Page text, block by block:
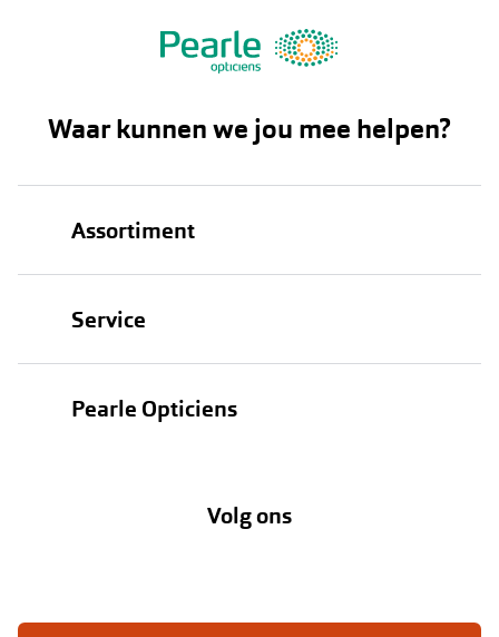
Waar kunnen we jou mee helpen?
Assortiment
Service
Hier de overeenkomst ontbinden
Pearle Opticiens
Volg ons